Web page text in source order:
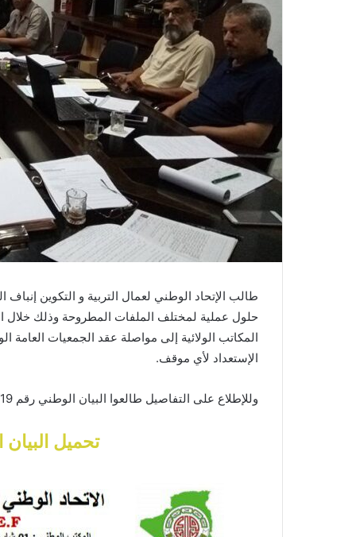
طالب الإتحاد الوطني لعمال التربية و التكوين
المكاتب الولائية إلى مواصلة عقد الجمعيات العامة
الإستعداد لأي موقف.
وللإطلاع على التفاصيل طالعوا البيان الوطني رقم 2018/19
تحميل البيان